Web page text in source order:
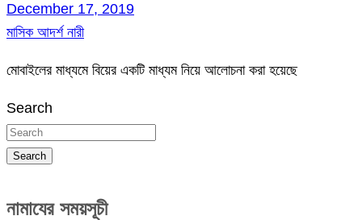
December 17, 2019
মাসিক আদর্শ নারী
মোবাইলের মাধ্যমে বিয়ের একটি মাধ্যম নিয়ে আলোচনা করা হয়েছে
Search
Search
নামাযের সময়সূচী